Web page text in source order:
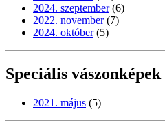
2024. szeptember (6)
2022. november (7)
2024. október (5)
Speciális vászonképek
2021. május (5)